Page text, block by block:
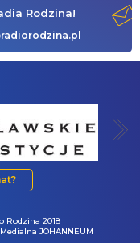
Rodzina!
Rodzina 2018 |
JOHANNEUM